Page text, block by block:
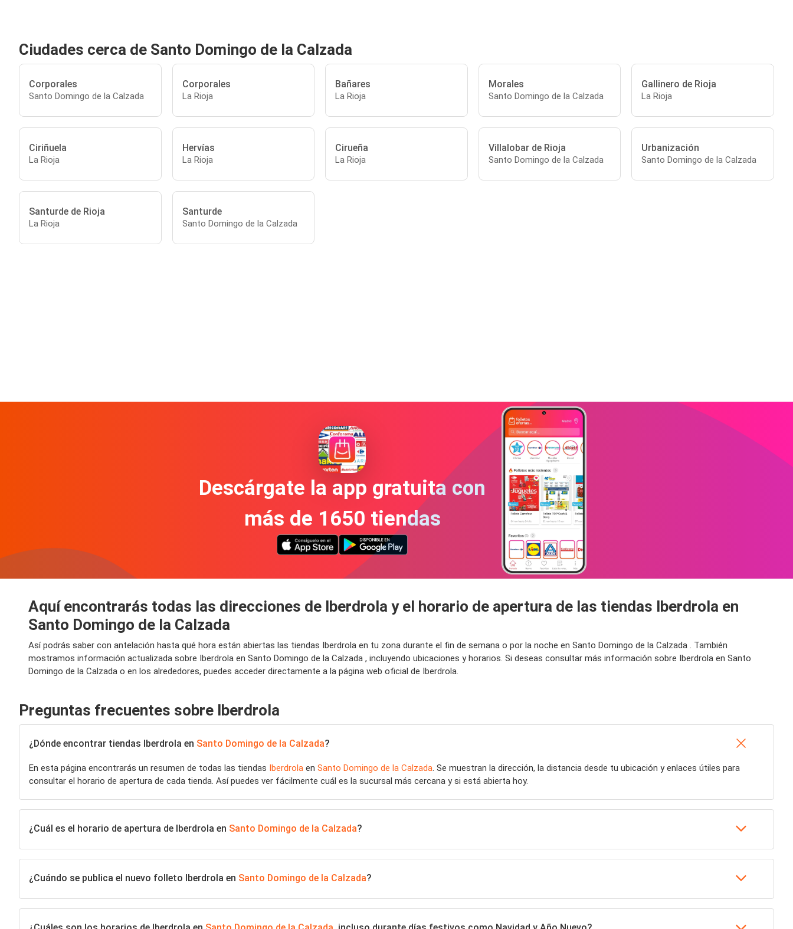
Ciudades cerca de Santo Domingo de la Calzada
Corporales
Santo Domingo de la Calzada
Corporales
La Rioja
Bañares
La Rioja
Morales
Santo Domingo de la Calzada
Gallinero de Rioja
La Rioja
Ciriñuela
La Rioja
Hervías
La Rioja
Cirueña
La Rioja
Villalobar de Rioja
Santo Domingo de la Calzada
Urbanización
Santo Domingo de la Calzada
Santurde de Rioja
La Rioja
Santurde
Santo Domingo de la Calzada
Descárgate la app gratuita con
más de 1650 tiendas
Aquí encontrarás todas las direcciones de Iberdrola y el horario de apertura de las tiendas Iberdrola en
Santo Domingo de la Calzada
Así podrás saber con antelación hasta qué hora están abiertas las tiendas Iberdrola en tu zona durante el fin de semana o por la noche en Santo Domingo de la Calzada . También
mostramos información actualizada sobre Iberdrola en Santo Domingo de la Calzada , incluyendo ubicaciones y horarios. Si deseas consultar más información sobre Iberdrola en Santo
Domingo de la Calzada o en los alrededores, puedes acceder directamente a la página web oficial de Iberdrola.
Preguntas frecuentes sobre Iberdrola
¿Dónde encontrar tiendas Iberdrola en Santo Domingo de la Calzada?
En esta página encontrarás un resumen de todas las tiendas Iberdrola en Santo Domingo de la Calzada. Se muestran la dirección, la distancia desde tu ubicación y enlaces útiles para
consultar el horario de apertura de cada tienda. Así puedes ver fácilmente cuál es la sucursal más cercana y si está abierta hoy.
¿Cuál es el horario de apertura de Iberdrola en Santo Domingo de la Calzada?
¿Cuándo se publica el nuevo folleto Iberdrola en Santo Domingo de la Calzada?